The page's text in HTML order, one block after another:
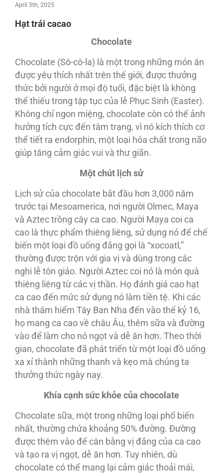
April 5th, 2025
Hạt trái cacao
Chocolate
Chocolate (Sô-cô-la) là một trong những món ăn
được yêu thích nhất trên thế giới, được thưởng
thức bởi người ở mọi độ tuổi, đặc biệt là không
thể thiếu trong tập tục của lễ Phục Sinh (Easter).
Không chỉ ngon miệng, chocolate còn có thể ảnh
hưởng tích cực đến tâm trạng, vì nó kích thích cơ
thể tiết ra endorphin, một loại hóa chất trong não
giúp tăng cảm giác vui và thư giãn.
Một chút lịch sử
Lịch sử của chocolate bắt đầu hơn 3,000 năm
trước tại Mesoamerica, nơi người Olmec, Maya
và Aztec trồng cây ca cao. Người Maya coi ca
cao là thực phẩm thiêng liêng, sử dụng nó để chế
biến một loại đồ uống đắng gọi là “xocoatl,”
thường được trộn với gia vị và dùng trong các
nghi lễ tôn giáo. Người Aztec coi nó là món quà
thiêng liêng từ các vị thần. Họ đánh giá cao hạt
ca cao đến mức sử dụng nó làm tiền tệ. Khi các
nhà thám hiểm Tây Ban Nha đến vào thế kỷ 16,
họ mang ca cao về châu Âu, thêm sữa và đường
vào để làm cho nó ngọt và dễ ăn hơn. Theo thời
gian, chocolate đã phát triển từ một loại đồ uống
xa xỉ thành những thanh và kẹo mà chúng ta
thưởng thức ngày nay.
Khía cạnh sức khỏe của chocolate
Chocolate sữa, một trong những loại phổ biến
nhất, thường chứa khoảng 50% đường. Đường
được thêm vào để cân bằng vị đắng của ca cao
và tạo ra vị ngọt, dễ ăn hơn. Tuy nhiên, dù
chocolate có thể mang lại cảm giác thoải mái,